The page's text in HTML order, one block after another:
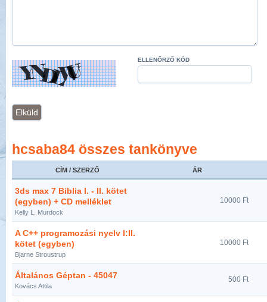
ELLENŐRZŐ KÓD
hcsaba84 összes tankönyve
CÍM / SZERZŐ ÁR
3ds max 7 Biblia I. - II. kötet
(egyben) + CD melléklet
Kelly L. Murdock
10000 Ft
A C++ programozási nyelv I:II.
kötet (egyben)
Bjarne Stroustrup
10000 Ft
Általános Géptan - 45047
Kovács Attila
500 Ft